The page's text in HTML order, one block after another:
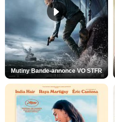
Mutiny Bande-annonce VO STFR